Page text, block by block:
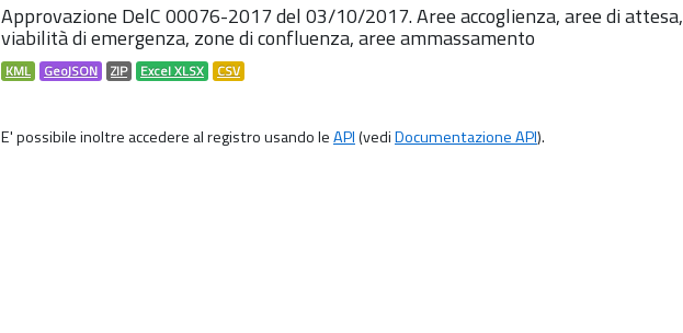
Approvazione DelC 00076-2017 del 03/10/2017. Aree accoglienza, aree di attesa,
viabilità di emergenza, zone di confluenza, aree ammassamento
KML GeoJSON ZIP Excel XLSX CSV
E' possibile inoltre accedere al registro usando leAPI(vediDocumentazione API).